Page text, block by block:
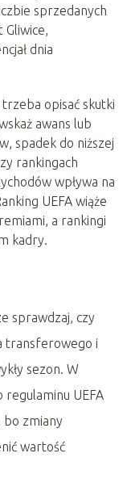
sprzedanych
Gliwice,
dnia
opisać skutki
awans lub
spadek do niższej
rankingach
wpływa na
UEFA wiąże
a rankingi
kadry.
sprawdzaj, czy
transferowego i
sezon. W
regulaminu UEFA
bo zmiany
wartość